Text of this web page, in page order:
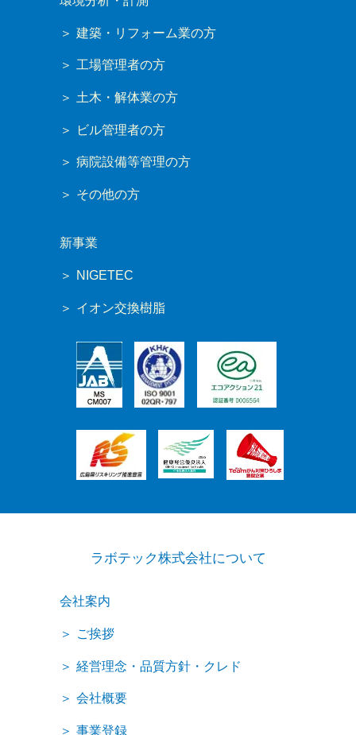
建築・リフォーム業の方
工場管理者の方
土木・解体業の方
ビル管理者の方
病院設備等管理の方
その他の方
新事業
NIGETEC
イオン交換樹脂
ラボテック株式会社について
会社案内
ご挨拶
経営理念・品質方針・クレド
会社概要
事業登録